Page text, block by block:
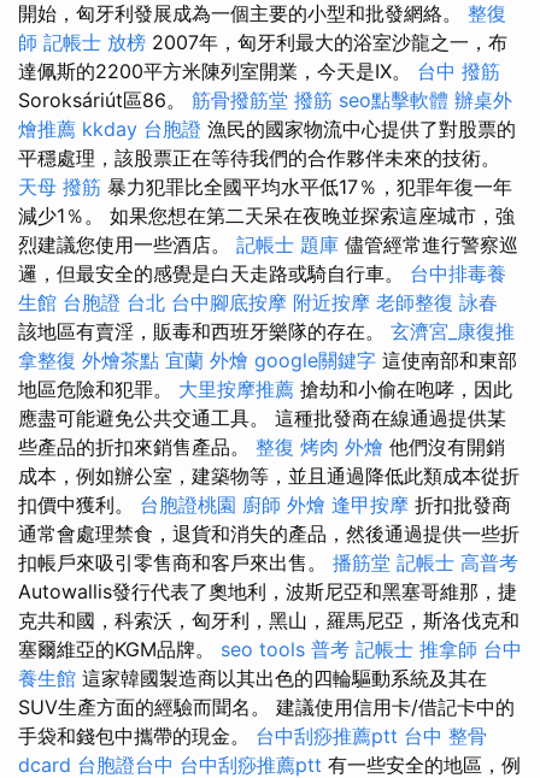
開始，匈牙利發展成為一個主要的小型和批發網絡。 整復
師 記帳士 放榜 2007年，匈牙利最大的浴室沙龍之一，布
達佩斯的2200平方米陳列室開業，今天是IX。 台中 撥筋
Soroksáriút區86。 筋骨撥筋堂 撥筋 seo點擊軟體 辦桌外
燴推薦 kkday 台胞證 漁民的國家物流中心提供了對股票的
平穩處理，該股票正在等待我們的合作夥伴未來的技術。
天母 撥筋 暴力犯罪比全國平均水平低17％，犯罪年復一年
減少1％。 如果您想在第二天呆在夜晚並探索這座城市，強
烈建議您使用一些酒店。 記帳士 題庫 儘管經常進行警察巡
邏，但最安全的感覺是白天走路或騎自行車。 台中排毒養
生館 台胞證 台北 台中腳底按摩 附近按摩 老師整復 詠春
該地區有賣淫，販毒和西班牙樂隊的存在。 玄濟宮_康復推
拿整復 外燴茶點 宜蘭 外燴 google關鍵字 這使南部和東部
地區危險和犯罪。 大里按摩推薦 搶劫和小偷在咆哮，因此
應盡可能避免公共交通工具。 這種批發商在線通過提供某
些產品的折扣來銷售產品。 整復 烤肉 外燴 他們沒有開銷
成本，例如辦公室，建築物等，並且通過降低此類成本從折
扣價中獲利。 台胞證桃園 廚師 外燴 逢甲按摩 折扣批發商
通常會處理禁食，退貨和消失的產品，然後通過提供一些折
扣帳戶來吸引零售商和客戶來出售。 播筋堂 記帳士 高普考
Autowallis發行代表了奧地利，波斯尼亞和黑塞哥維那，捷
克共和國，科索沃，匈牙利，黑山，羅馬尼亞，斯洛伐克和
塞爾維亞的KGM品牌。 seo tools 普考 記帳士 推拿師 台中
養生館 這家韓國製造商以其出色的四輪驅動系統及其在
SUV生產方面的經驗而聞名。 建議使用信用卡/借記卡中的
手袋和錢包中攜帶的現金。 台中刮痧推薦ptt 台中 整骨
dcard 台胞證台中 台中刮痧推薦ptt 有一些安全的地區，例